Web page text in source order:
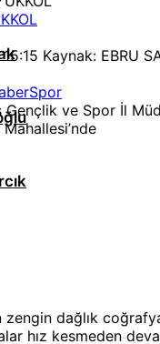
Kaynak: EBRU
Spor
zengin dağlık
hız kesmeden